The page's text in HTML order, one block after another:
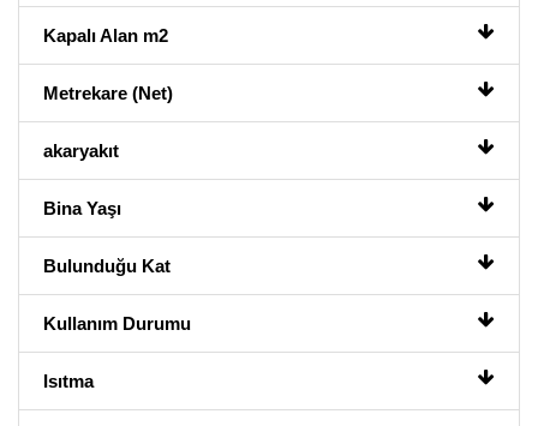
Kapalı Alan m2
Metrekare (Net)
akaryakıt
Bina Yaşı
Bulunduğu Kat
Kullanım Durumu
Isıtma